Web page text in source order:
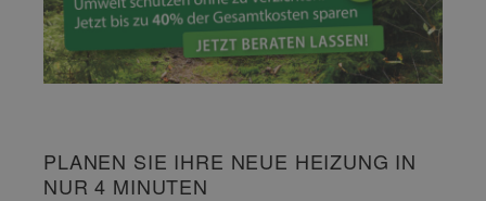
PLANEN SIE IHRE NEUE HEIZUNG IN
NUR 4 MINUTEN